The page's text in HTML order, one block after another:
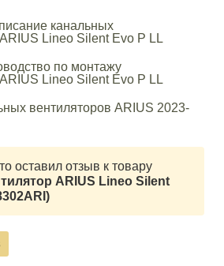
канальных
Lineo Silent Evo P LL
по монтажу
Lineo Silent Evo P LL
вентиляторов ARIUS 2023-
оставил отзыв к товару
ARIUS Lineo Silent